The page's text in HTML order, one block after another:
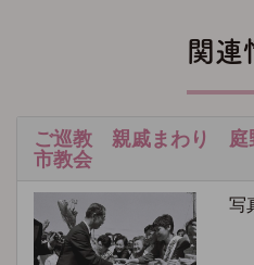
関連
ご巡教 親戚まわり 庭
市教会
写